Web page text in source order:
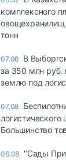
комплексного
тонн
07.08 В
за 350 млн руб.
землю под
07.08
логистического
Большинство
06.08 "Сады